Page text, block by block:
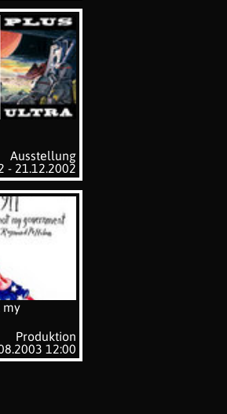
Ausstellung
- 21.12.2002
my
Produktion
12:00